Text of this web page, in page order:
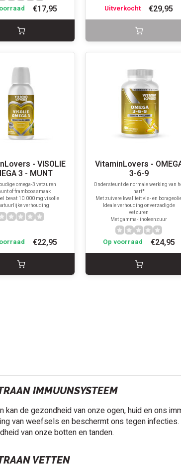
€17,95 €29,95
Uitverkocht
- VISOLIE
3 - MUNT
omega-3 vetzuren
of framboossmaak
bevat 10.000 mg visolie
verhouding
€22,95
VitaminLovers -
3-6-9
Ondersteunt de normale werking van
hart*
Met zuivere kwaliteit vis- en
Ideale verhouding onverzadigde
vetzuren
Met gamma-linoleenzuur
€24,95
Op voorraad
IMMUUNSYSTEEM
kan de gezondheid van onze ogen, huid en ons
van weefsels en beschermt ons tegen
van onze botten en tanden.
VETTEN